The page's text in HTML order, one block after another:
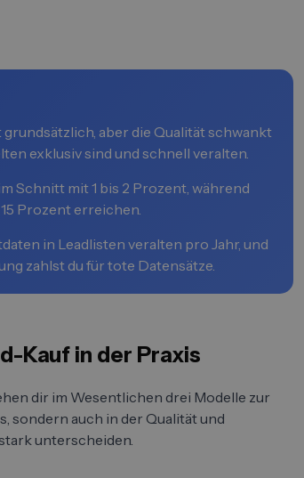
aber die Qualität schwankt
exklusiv sind und schnell veralten.
Schnitt mit 1 bis 2 Prozent, während
Prozent erreichen.
in Leadlisten veralten pro Jahr, und
zahlst du für tote Datensätze.
Kauf in der Praxis
dir im Wesentlichen drei Modelle zur
sondern auch in der Qualität und
unterscheiden.